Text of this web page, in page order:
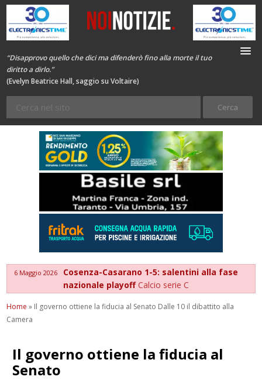
“Disapprovo quello che dici ma difenderò fino alla morte il tuo
diritto a dirlo.”
(Evelyn Beatrice Hall, saggio su Voltaire)
6 Maggio 2026
Cosenza-Casarano 1-5: salentini alla fase
nazionale playoffCalcio serie C
Home » Il governo ottiene la fiducia al Senato Dalle 10 il dibattito alla
Camera
Il governo ottiene la fiducia al
Senato